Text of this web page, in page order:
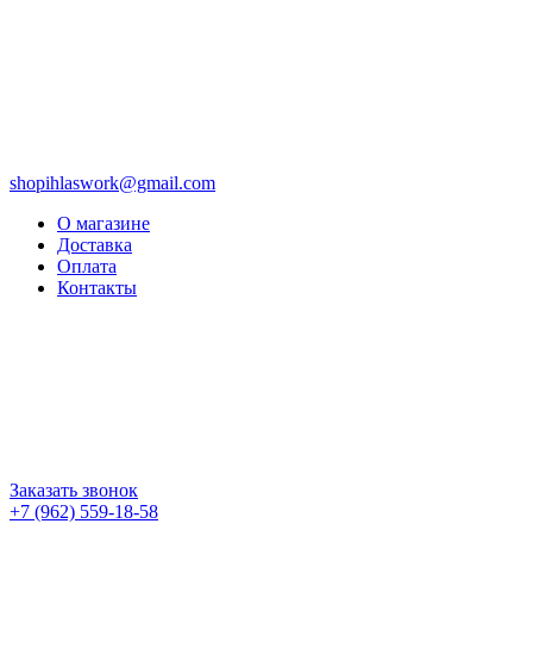
shopihlaswork@gmail.com
О магазине
Доставка
Оплата
Контакты
Заказать звонок
+7 (962) 559-18-58